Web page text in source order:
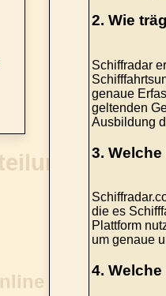
2. Wie
Schiffradar
genaue
geltenden
Ausbildung
3.
die es
Plattform
um genaue
4.